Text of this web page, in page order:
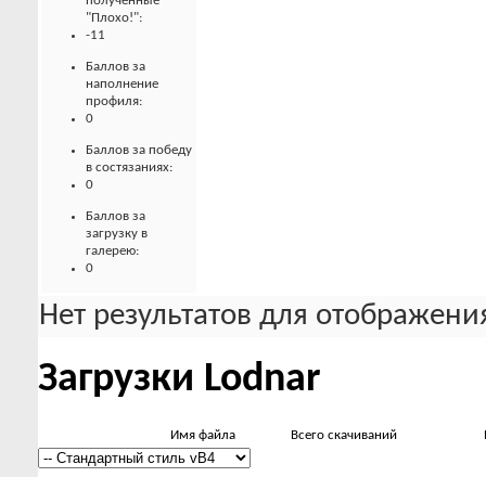
"Плохо!":
-11
Баллов за
наполнение
профиля:
0
Баллов за победу
в состязаниях:
0
Баллов за
загрузку в
галерею:
0
Нет результатов для
Загрузки Lodnar
Имя файла Всего скачиваний